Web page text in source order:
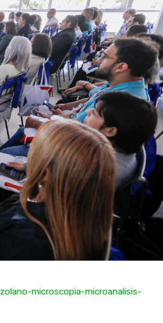
microscopia-microanalisis-